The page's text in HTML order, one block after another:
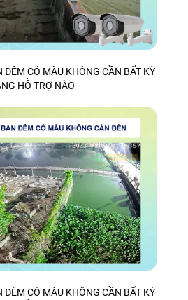
ĐÊM CÓ MÀU KHÔNG CẦN BẤT KỲ
HỖ TRỢ NÀO
ĐÊM CÓ MÀU KHÔNG CẦN BẤT KỲ